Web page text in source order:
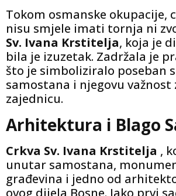
Tokom osmanske okupacije,
nisu smjele imati tornja ni
Sv. Ivana Krstitelja, koja je
bila je izuzetak. Zadržala je
što je simboliziralo poseban
samostana i njegovu važnost
zajednicu.
Arhitektura i Blago
Crkva Sv. Ivana Krstitelja ,
unutar samostana,
građevina i jedno od